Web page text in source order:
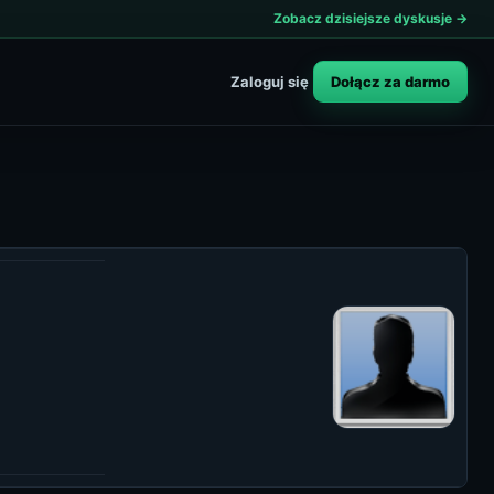
Zobacz dzisiejsze dyskusje →
Zaloguj się Dołącz za darmo